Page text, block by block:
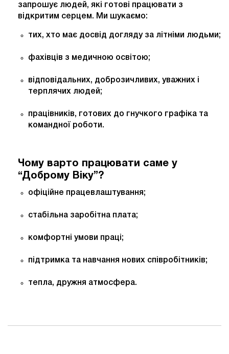
запрошує людей, які готові працювати з
відкритим серцем. Ми шукаємо:
тих, хто має досвід догляду за літніми людьми;
фахівців з медичною освітою;
відповідальних, доброзичливих, уважних і
терплячих людей;
працівників, готових до гнучкого графіка та
командної роботи.
Чому варто працювати саме у
“Доброму Віку”?
офіційне працевлаштування;
стабільна заробітна плата;
комфортні умови праці;
підтримка та навчання нових співробітників;
тепла, дружня атмосфера.